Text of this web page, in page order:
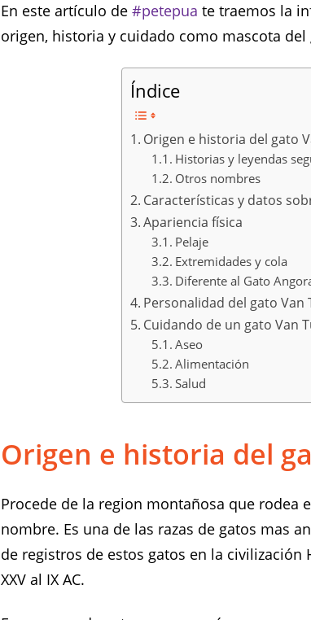
En este artículo de #petepua te traemos la
origen, historia y cuidado como mascota del
Índice
Origen e historia del gato
Historias y leyendas
Otros nombres
Características y datos
Apariencia física
Pelaje
Extremidades y cola
Diferente al Gato
Personalidad del gato Van
Cuidando de un gato Van
Aseo
Alimentación
Salud
Origen e historia del
Procede de la region montañosa que rodea
nombre. Es una de las razas de gatos mas
de registros de estos gatos en la
XXV al IX AC.